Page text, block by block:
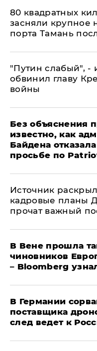
80 квадратных
засняли крупное
порта Тамань
​"Путин слабый", -
обвинил главу
войны
Без объяснения
известно, как
Байдена
просьбе по
​Источник
кадровые планы
прочат важный
В Вене прошла
чиновников
– Bloomberg
​В Германии
поставщика
след ведет к